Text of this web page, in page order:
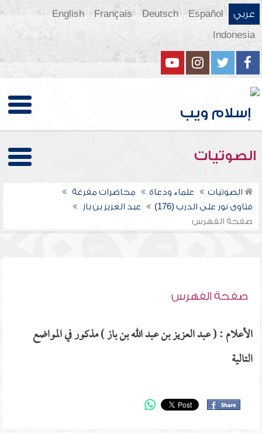
عربي Español
Deutsch
Français
English
Indonesia
الصوتيات
الصوتيات علماء ودعاة
محاضرات مفرغة
فتاوى نور على الدرب (176)
عبد العزيز بن باز
صفحة الفهرس
صفحة الفهرس
الأعلام : ( عبد العزيز بن عبد الله بن باز ) مذكور في المواضع
التالية